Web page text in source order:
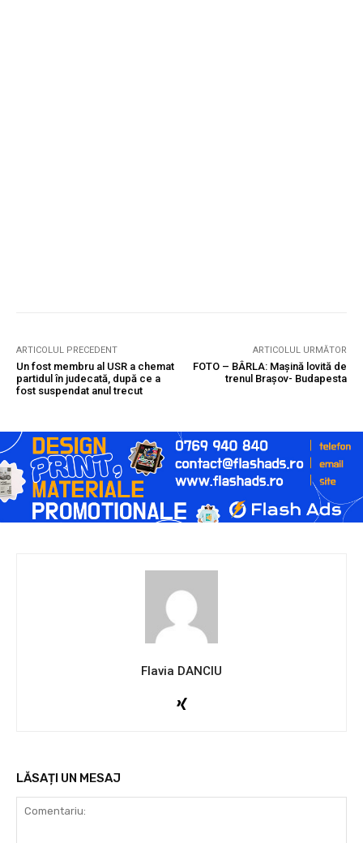
ARTICOLUL PRECEDENT
Un fost membru al USR a chemat
partidul în judecată, după ce a
fost suspendat anul trecut
ARTICOLUL URMĂTOR
FOTO – BÂRLA: Mașină lovită de
trenul Brașov- Budapesta
Flavia DANCIU
LĂSAȚI UN MESAJ